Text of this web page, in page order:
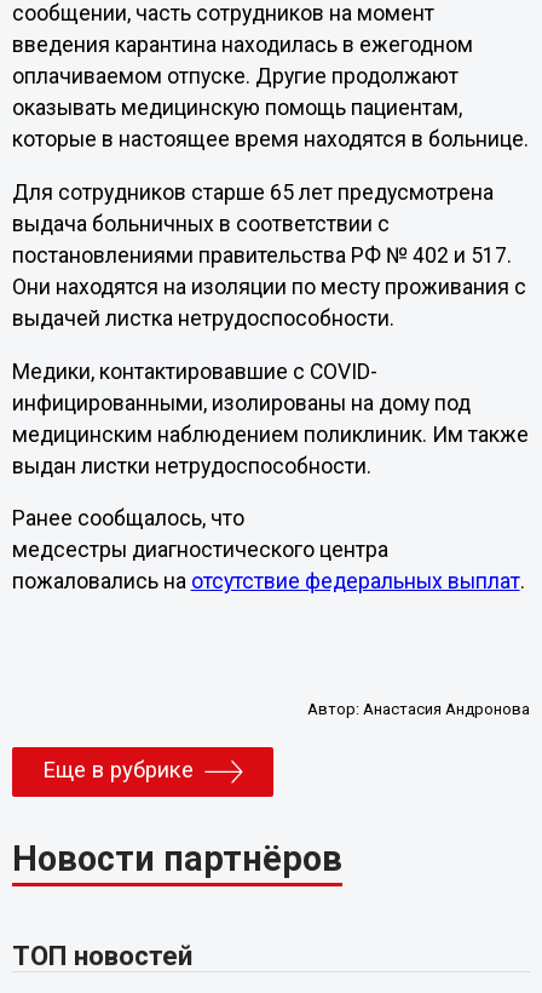
сообщении, часть сотрудников на момент
введения карантина находилась в ежегодном
оплачиваемом отпуске. Другие продолжают
оказывать медицинскую помощь пациентам,
которые в настоящее время находятся в больнице.
Для сотрудников старше 65 лет предусмотрена
выдача больничных в соответствии с
постановлениями правительства РФ № 402 и 517.
Они находятся на изоляции по месту проживания с
выдачей листка нетрудоспособности.
Медики, контактировавшие с COVID-
инфицированными, изолированы на дому под
медицинским наблюдением поликлиник. Им также
выдан листки нетрудоспособности.
Ранее сообщалось, что
медсестры диагностического центра
пожаловались на отсутствие федеральных выплат.
Автор: Анастасия Андронова
Еще в рубрике
Новости партнёров
ТОП новостей